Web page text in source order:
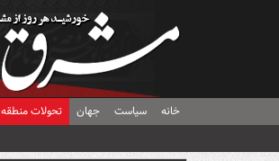
خانه سیاست جهان تحولات منطقه